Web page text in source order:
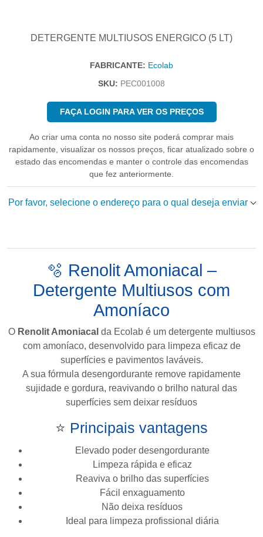
DETERGENTE MULTIUSOS ENERGICO (5 LT)
FABRICANTE: Ecolab
SKU: PEC001008
FAÇA LOGIN PARA VER OS PREÇOS
Ao criar uma conta no nosso site poderá comprar mais
rapidamente, visualizar os nossos preços, ficar atualizado sobre o
estado das encomendas e manter o controle das encomendas
que fez anteriormente.
Por favor, selecione o endereço para o qual deseja enviar
🫧 Renolit Amoniacal –
Detergente Multiusos com
Amoníaco
O Renolit Amoniacal da Ecolabé um detergente multiusos
com amoníaco, desenvolvido para limpeza eficaz de
superfícies e pavimentos laváveis.
A sua fórmula desengordurante remove rapidamente
sujidade e gordura, reavivando o brilho natural das
superfícies sem deixar resíduos
⭐ Principais vantagens
Elevado poder desengordurante
Limpeza rápida e eficaz
Reaviva o brilho das superfícies
Fácil enxaguamento
Não deixa resíduos
Ideal para limpeza profissional diária